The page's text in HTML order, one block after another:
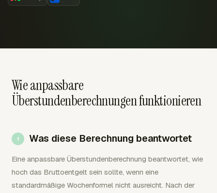
Wie anpassbare
Überstundenberechnungen funktionieren
Was diese Berechnung beantwortet
Eine anpassbare Überstundenberechnung beantwortet, wie
hoch das Bruttoentgelt sein sollte, wenn eine
standardmäßige Wochenformel nicht ausreicht. Nach der